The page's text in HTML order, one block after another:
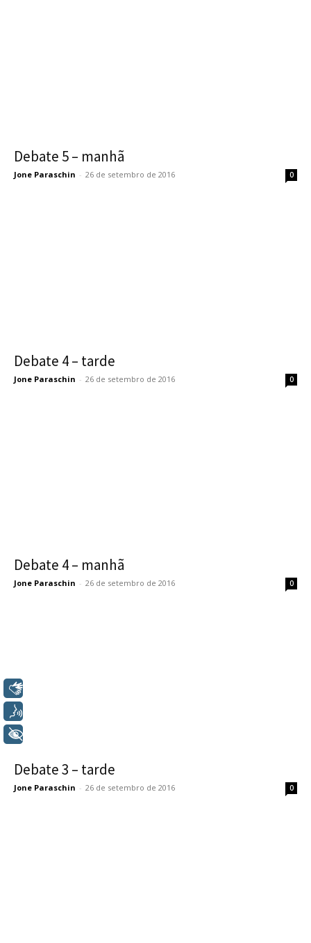
Debate 5 – manhã
Jone Paraschin - 26 de setembro de 2016 0
Debate 4 – tarde
Jone Paraschin - 26 de setembro de 2016 0
Debate 4 – manhã
Jone Paraschin - 26 de setembro de 2016 0
Debate 3 – tarde
Jone Paraschin - 26 de setembro de 2016 0